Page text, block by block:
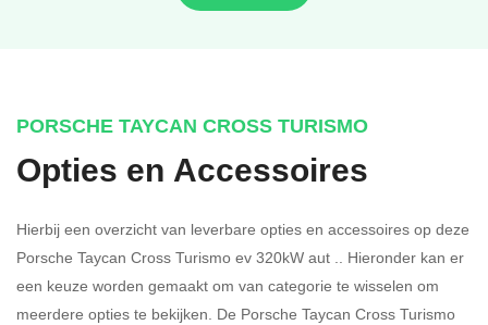
PORSCHE TAYCAN CROSS TURISMO
Opties en Accessoires
Hierbij een overzicht van leverbare opties en accessoires op deze
Porsche Taycan Cross Turismo ev 320kW aut .. Hieronder kan er
een keuze worden gemaakt om van categorie te wisselen om
meerdere opties te bekijken. De Porsche Taycan Cross Turismo